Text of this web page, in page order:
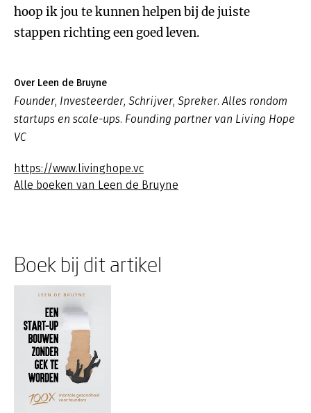
hoop ik jou te kunnen helpen bij de juiste
stappen richting een goed leven.
Over Leen de Bruyne
Founder, Investeerder, Schrijver, Spreker. Alles rondom
startups en scale-ups. Founding partner van Living Hope
VC
https://www.livinghope.vc
Alle boeken van Leen de Bruyne
Boek bij dit artikel